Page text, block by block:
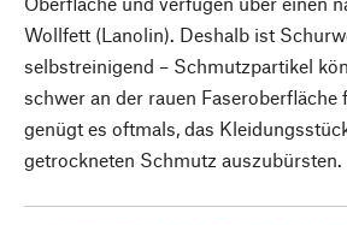
Wollfett (Lanolin). Deshalb ist
selbstreinigend – Schmutzpartikel
schwer an der rauen Faseroberfläche
genügt es oftmals, das
getrockneten Schmutz auszubürsten.